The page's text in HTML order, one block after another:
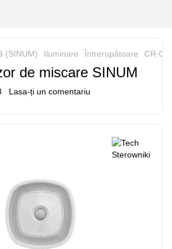
(SINUM) Iluminare Întrerupătoare CR-01
de miscare SINUM
Lasa-ți un comentariu